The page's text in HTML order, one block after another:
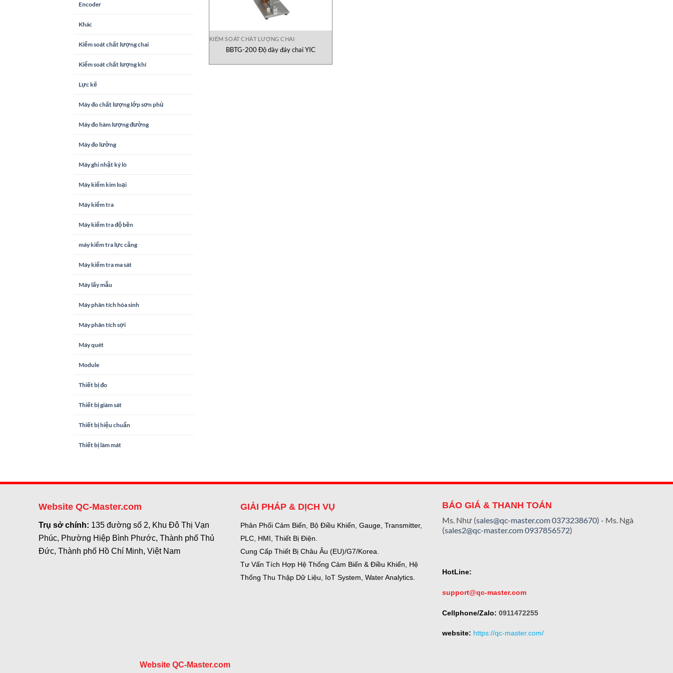
Encoder
Khác
Kiểm soát chất lượng chai
Kiểm soát chất lượng khí
Lực kế
Máy đo chất lượng lớp sơn phủ
Máy đo hàm lượng đường
Máy đo lường
Máy ghi nhật ký lò
Máy kiểm kim loại
Máy kiểm tra
Máy kiểm tra độ bền
máy kiểm tra lực căng
Máy kiểm tra ma sát
Máy lấy mẫu
Máy phân tích hóa sinh
Máy phân tích sợi
Máy quét
Module
Thiết bị đo
Thiết bị giám sát
Thiết bị hiệu chuẩn
Thiết bị làm mát
KIỂM SOÁT CHẤT LƯỢNG CHAI
BBTG-200 Độ dày đáy chai YIC
Website QC-Master.com
Trụ sở chính: 135 đường số 2, Khu Đô Thị Vạn
Phúc, Phường Hiệp Bình Phước, Thành phố Thủ
Đức, Thành phố Hồ Chí Minh, Việt Nam
GIẢI PHÁP & DỊCH VỤ
Phân Phối Cảm Biến, Bộ Điều Khiển, Gauge, Transmitter,
PLC, HMI, Thiết Bị Điện.
Cung Cấp Thiết Bị Châu Âu (EU)/G7/Korea.
Tư Vấn Tích Hợp Hệ Thống Cảm Biến & Điều Khiển, Hệ
Thống Thu Thập Dữ Liệu, IoT System, Water Analytics.
BÁO GIÁ & THANH TOÁN
Ms. Như (sales@qc-master.com0373238670) - Ms. Ngà
(sales2@qc-master.com0937856572)
HotLine:
support@qc-master.com
Cellphone/Zalo: 0911472255
website: https://qc-master.com/
Website QC-Master.com